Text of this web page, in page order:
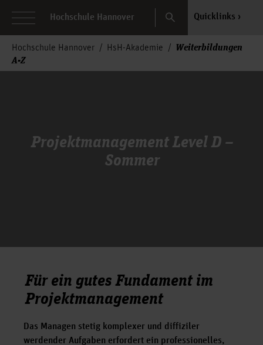
Hochschule Hannover Search Quicklinks
Hochschule Hannover HsH-Akademie
Weiterbildungen
A-Z
Projektmanagement Level D –
Sommer
Für ein gutes Fundament im
Projektmanagement
Das Managen stetig komplexer und diffiziler
werdender Aufgaben erfordert ein professionelles,